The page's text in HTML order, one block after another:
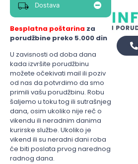
Dostava
Besplatna poštarina za
porudžbine preko 5.000 din
U zavisnosti od doba dana
kada izvršite porudžbinu
možete očekivati mail ili poziv
od nas da potvrdimo da smo
primili vašu porudžbinu. Robu
šaljemo u toku tog ili sutrašnjeg
dana, osim ukoliko nije reč o
vikendu ili neradnim danima
kurirske službe. Ukoliko je
vikend ili su neradni dani roba
će biti poslata prvog narednog
radnog dana.